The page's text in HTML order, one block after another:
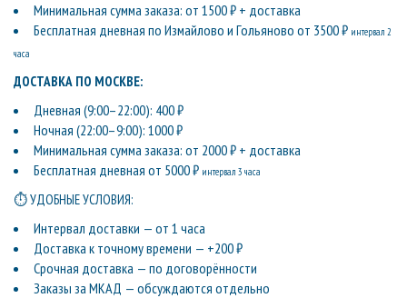
Минимальная сумма заказа: от 1500 ₽ + доставка
Бесплатная дневная по Измайлово и Гольяново от 3500 ₽ интервал 2
часа
ДОСТАВКА ПО МОСКВЕ:
Дневная (9:00–22:00): 400 ₽
Ночная (22:00–9:00): 1000 ₽
Минимальная сумма заказа: от 2000 ₽ + доставка
Бесплатная дневная от 5000 ₽ интервал 3 часа
⏱ УДОБНЫЕ УСЛОВИЯ:
Интервал доставки — от 1 часа
Доставка к точному времени — +200 ₽
Срочная доставка — по договорённости
Заказы за МКАД — обсуждаются отдельно